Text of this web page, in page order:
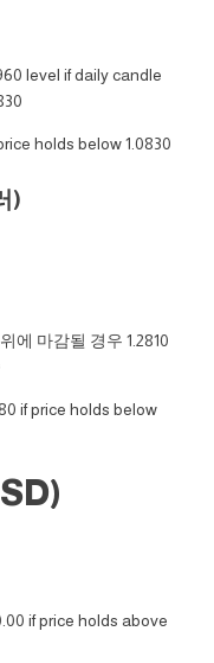
level if daily candle
holds below 1.0830
)
에 마감될 경우 1.2810
if price holds below
if price holds above